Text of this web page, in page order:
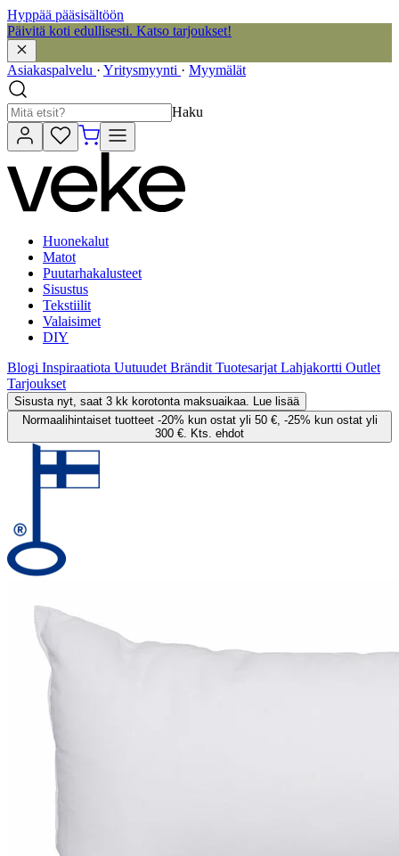
Hyppää pääsisältöön
Päivitä koti edullisesti. Katso tarjoukset!
Asiakaspalvelu · Yritysmyynti · Myymälät
Haku
Huonekalut
Matot
Puutarhakalusteet
Sisustus
Tekstiilit
Valaisimet
DIY
Blogi Inspiraatiota Uutuudet Brändit Tuotesarjat Lahjakortti Outlet
Tarjoukset
Sisusta nyt, saat 3 kk korotonta maksuaikaa. Lue lisää
Normaalihintaiset tuotteet -20% kun ostat yli 50 €, -25% kun ostat yli
300 €. Kts. ehdot